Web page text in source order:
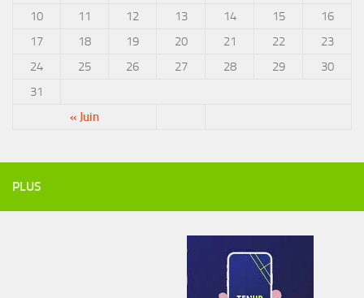
« Juin
10
11 12 13 14 15
16
17
18 19 20 21 22
23
24
25 26 27 28 29
30
31
PLUS